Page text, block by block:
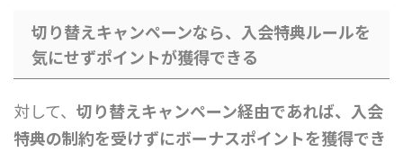
切り替えキャンペーンなら、入会特典ルールを
気にせずポイントが獲得できる
対して、 切り替えキャンペーン経由であれば、入会
特典の制約を受けずにボーナスポイントを獲得でき